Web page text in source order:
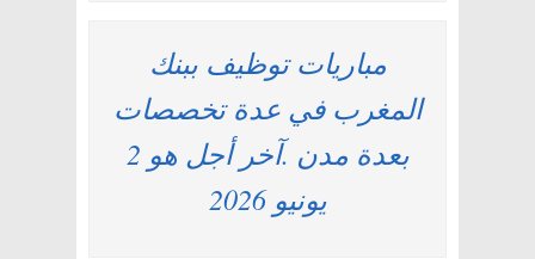
مباريات توظيف ببنك
المغرب في عدة تخصصات
بعدة مدن .آخر أجل هو 2
يونيو 2026